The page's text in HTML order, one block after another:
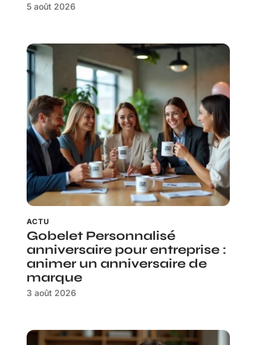
5 août 2026
ACTU
Gobelet Personnalisé
anniversaire pour entreprise :
animer un anniversaire de
marque
3 août 2026